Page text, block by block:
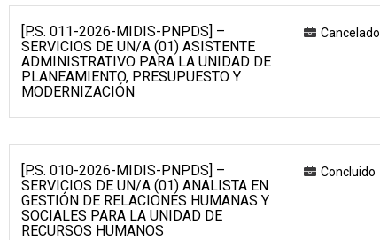
[P.S. 011-2026-MIDIS-PNPDS] –
SERVICIOS DE UN/A (01) ASISTENTE
ADMINISTRATIVO PARA LA UNIDAD DE
PLANEAMIENTO, PRESUPUESTO Y
MODERNIZACIÓN
Cancelado
[P.S. 010-2026-MIDIS-PNPDS] –
SERVICIOS DE UN/A (01) ANALISTA EN
GESTIÓN DE RELACIONES HUMANAS Y
SOCIALES PARA LA UNIDAD DE
RECURSOS HUMANOS
Concluido